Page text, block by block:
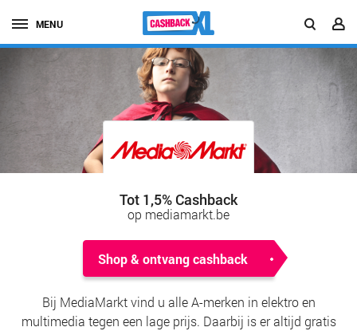
MENU
Tot 1,5% Cashback
op mediamarkt.be
Shop & ontvang cashback
Bij MediaMarkt vind u alle A-merken in elektro en
multimedia tegen een lage prijs. Daarbij is er altijd gratis